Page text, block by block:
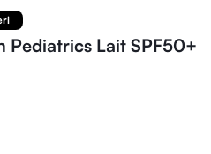
Pediatrics Lait SPF50+